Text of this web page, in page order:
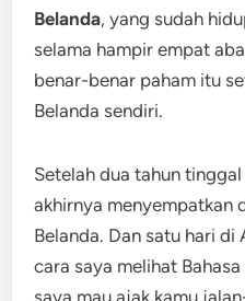
Belanda, yang sudah
selama hampir empat
benar-benar paham itu
Belanda sendiri.
Setelah dua tahun
akhirnya menyempatkan
Belanda. Dan satu hari
cara saya melihat
saya mau ajak kamu